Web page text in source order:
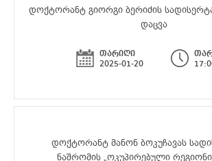
დოქტორანტ გიორგი ბერიძის
დაცვა
თარიღი
2025-01-20
დოქტორანტ მანონ ბოკუჩავას
ნაშრომის „ოკუპირებული